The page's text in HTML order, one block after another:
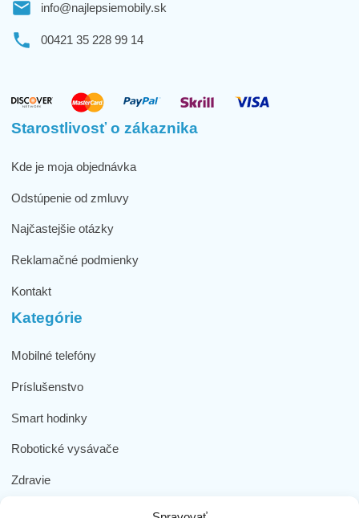
info@najlepsiemobily.sk
00421 35 228 99 14
Starostlivosť o zákaznika
Kde je moja objednávka
Odstúpenie od zmluvy
Najčastejšie otázky
Reklamačné podmienky
Kontakt
Kategórie
Mobilné telefóny
Príslušenstvo
Smart hodinky
Robotické vysávače
Zdravie